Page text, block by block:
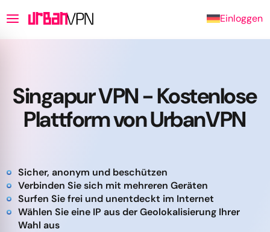
Einloggen
Singapur VPN - Kostenlose
Plattform von UrbanVPN
Sicher, anonym und beschützen
Verbinden Sie sich mit mehreren Geräten
Surfen Sie frei und unentdeckt im Internet
Wählen Sie eine IP aus der Geolokalisierung Ihrer
Wahl aus